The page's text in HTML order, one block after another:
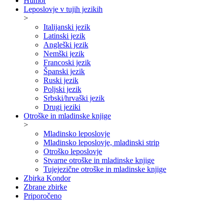
Leposlovje v tujih jezikih
>
Italijanski jezik
Latinski jezik
Angleški jezik
Nemški jezik
Francoski jezik
Španski jezik
Ruski jezik
Poljski jezik
Srbski/hrvaški jezik
Drugi jeziki
Otroške in mladinske knjige
>
Mladinsko leposlovje
Mladinsko leposlovje, mladinski strip
Otroško leposlovje
Stvarne otroške in mladinske knjige
Tujejezične otroške in mladinske knjige
Zbirka Kondor
Zbrane zbirke
Priporočeno